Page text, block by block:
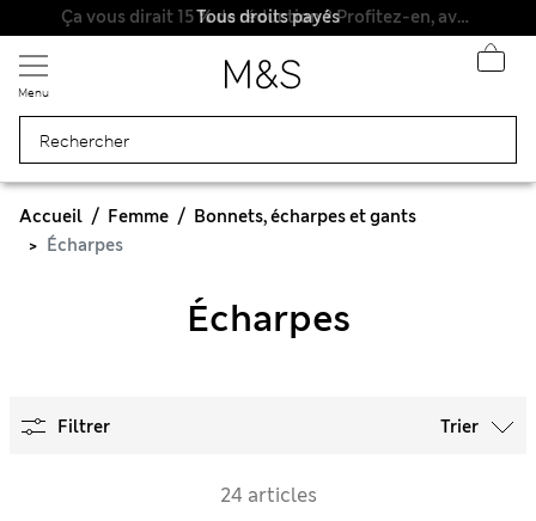
Ça vous dirait 15 % de réduction ? Profitez-en, avec davantage de récompenses exclusives en vous inscrivant à Sparks
Tous droits payés
Menu
Accueil Femme
Bonnets, écharpes et gants
Écharpes
Écharpes
Filtrer Trier
24 articles